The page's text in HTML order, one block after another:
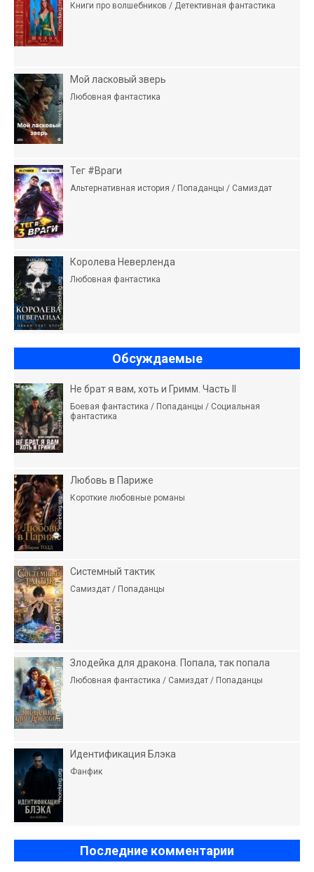
Книги про волшебников / Детективная фантастика
Мой ласковый зверь
Любовная фантастика
Тег #Враги
Альтернативная история / Попаданцы / Самиздат
Королева Неверленда
Любовная фантастика
Обсуждаемые
Не брат я вам, хоть и Гримм. Часть II
Боевая фантастика / Попаданцы / Социальная
фантастика
Любовь в Париже
Короткие любовные романы
Системный тактик
Самиздат / Попаданцы
Злодейка для дракона. Попала, так попала
Любовная фантастика / Самиздат / Попаданцы
Идентификация Блэка
Фанфик
Последние комментарии